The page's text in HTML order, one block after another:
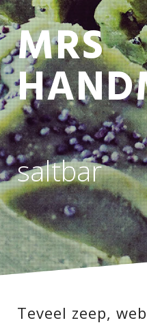
MRS
saltbar
Teveel zeep,